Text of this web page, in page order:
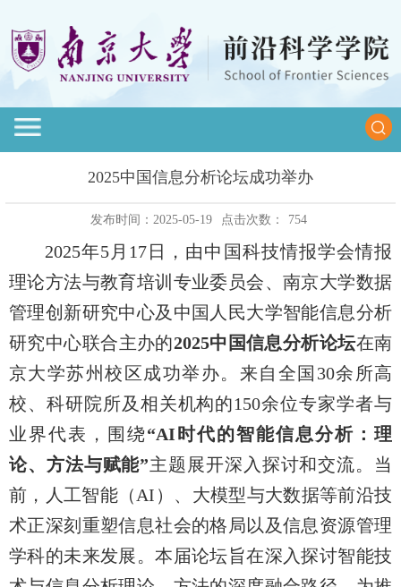
2025中国信息分析论坛成功举办
发布时间：2025-05-19 点击次数： 754
2025年5月17日，由中国科技情报学会情报
理论方法与教育培训专业委员会、南京大学数据
管理创新研究中心及中国人民大学智能信息分析
研究中心联合主办的2025中国信息分析论坛在南
京大学苏州校区成功举办。来自全国30余所高
校、科研院所及相关机构的150余位专家学者与
业界代表，围绕“AI时代的智能信息分析：理
论、方法与赋能”主题展开深入探讨和交流。当
前，人工智能（AI）、大模型与大数据等前沿技
术正深刻重塑信息社会的格局以及信息资源管理
学科的未来发展。本届论坛旨在深入探讨智能技